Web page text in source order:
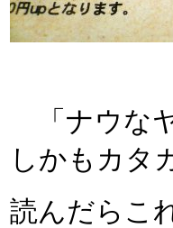
「ナウな
しかもカタ
読んだらこ